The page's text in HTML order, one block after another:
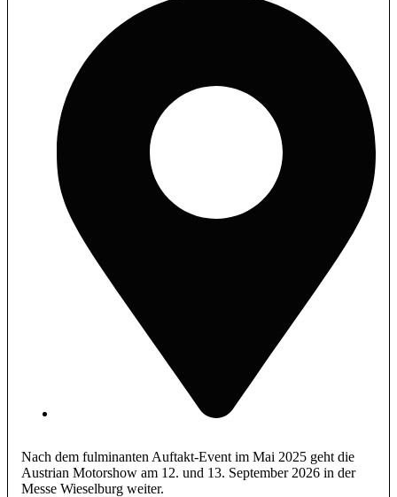
Nach dem fulminanten Auftakt-Event im Mai 2025 geht die
Austrian Motorshow am 12. und 13. September 2026 in der
Messe Wieselburg weiter.